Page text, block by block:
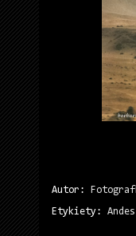
Autor:
Etykiety: Andes